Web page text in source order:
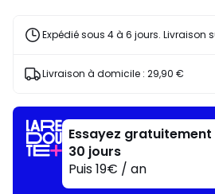
articles
J'en
Expédié sous 4 à 6 jours. Livraison
Livraison à domicile : 29,90 €
Essayez
30 jours
Puis 19€ / an